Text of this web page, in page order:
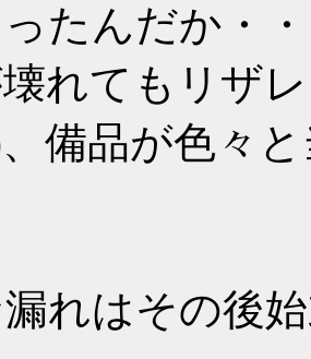
たんだか・
れてもリザ
備品が色々
れはその後